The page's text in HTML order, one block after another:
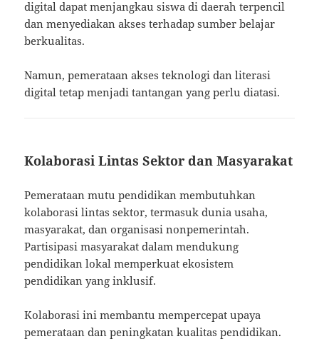
digital dapat menjangkau siswa di daerah terpencil
dan menyediakan akses terhadap sumber belajar
berkualitas.
Namun, pemerataan akses teknologi dan literasi
digital tetap menjadi tantangan yang perlu diatasi.
Kolaborasi Lintas Sektor dan Masyarakat
Pemerataan mutu pendidikan membutuhkan
kolaborasi lintas sektor, termasuk dunia usaha,
masyarakat, dan organisasi nonpemerintah.
Partisipasi masyarakat dalam mendukung
pendidikan lokal memperkuat ekosistem
pendidikan yang inklusif.
Kolaborasi ini membantu mempercepat upaya
pemerataan dan peningkatan kualitas pendidikan.